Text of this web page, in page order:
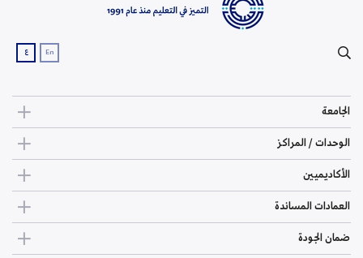
En ع
الجامعة
الوحدات / المراكز
الأكاديميين
العمادات المساندة
ضمان الجودة